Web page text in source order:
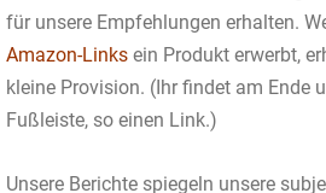
für unsere Empfehlungen erhalten.
Amazon-Links ein Produkt erwerbt,
kleine Provision. (Ihr findet am Ende
Fußleiste, so einen Link.)
Unsere Berichte spiegeln unsere